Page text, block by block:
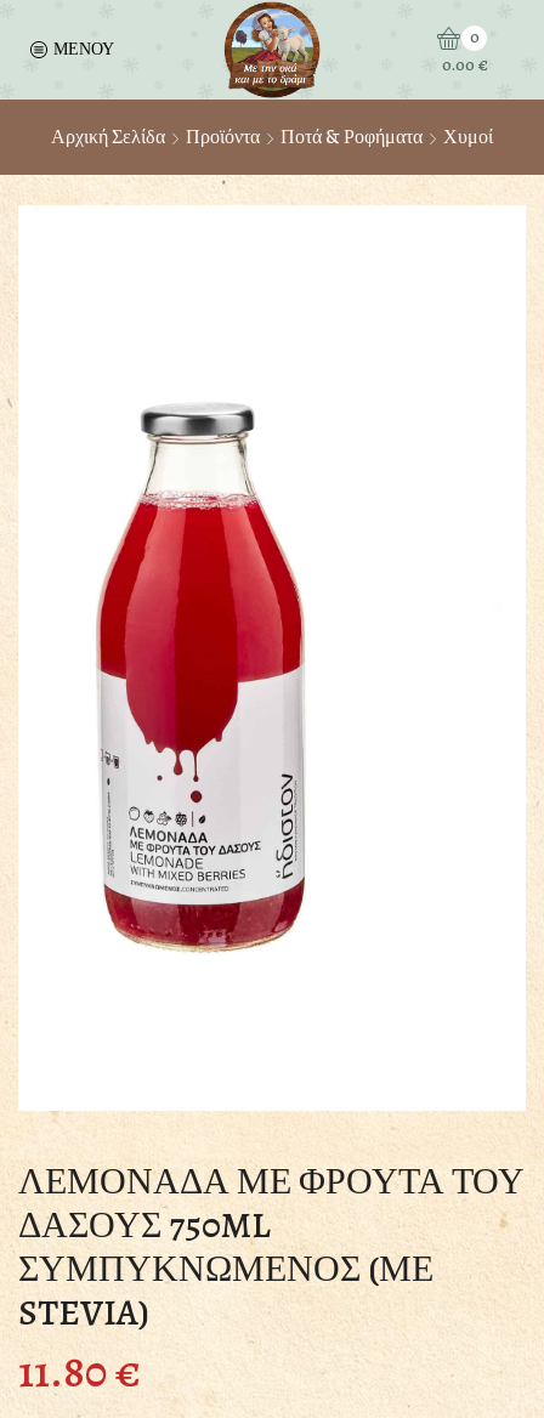
ΜΕΝΟΥ
0
0.00€
Αρχική Σελίδα Προϊόντα Ποτά & Ροφήματα Χυμοί
ΛΕΜΟΝΑΔΑ ΜΕ ΦΡΟΥΤΑ ΤΟΥ
ΔΑΣΟΥΣ 750ML
ΣΥΜΠΥΚΝΩΜΕΝΟΣ (ΜΕ
STEVIA)
11.80€